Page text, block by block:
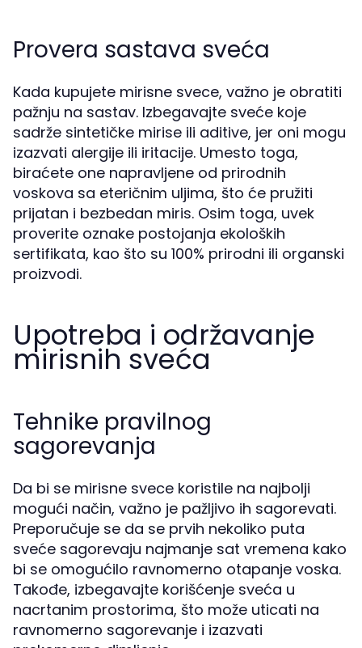
Provera sastava sveća
Kada kupujete mirisne svece, važno je obratiti
pažnju na sastav. Izbegavajte sveće koje
sadrže sintetičke mirise ili aditive, jer oni mogu
izazvati alergije ili iritacije. Umesto toga,
biraćete one napravljene od prirodnih
voskova sa eteričnim uljima, što će pružiti
prijatan i bezbedan miris. Osim toga, uvek
proverite oznake postojanja ekoloških
sertifikata, kao što su 100% prirodni ili organski
proizvodi.
Upotreba i održavanje
mirisnih sveća
Tehnike pravilnog
sagorevanja
Da bi se mirisne svece koristile na najbolji
mogući način, važno je pažljivo ih sagorevati.
Preporučuje se da se prvih nekoliko puta
sveće sagorevaju najmanje sat vremena kako
bi se omogućilo ravnomerno otapanje voska.
Takođe, izbegavajte korišćenje sveća u
nacrtanim prostorima, što može uticati na
ravnomerno sagorevanje i izazvati